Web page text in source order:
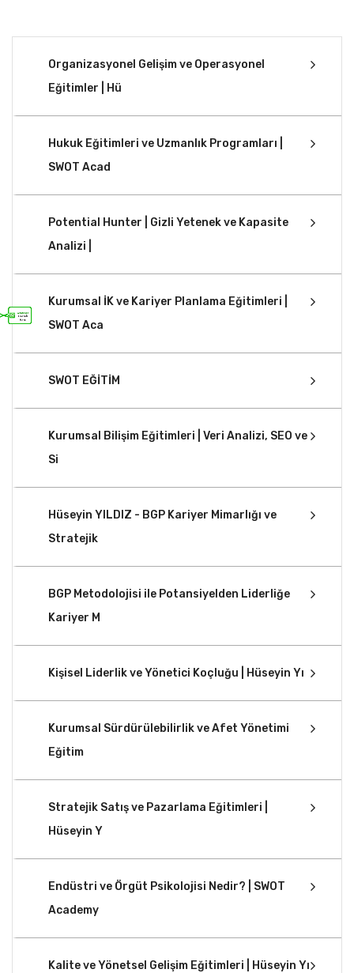
Organizasyonel Gelişim ve Operasyonel
Eğitimler | Hü
Hukuk Eğitimleri ve Uzmanlık Programları |
SWOT Acad
Potential Hunter | Gizli Yetenek ve Kapasite
Analizi |
Kurumsal İK ve Kariyer Planlama Eğitimleri |
SWOT Aca
SWOT EĞİTİM
Kurumsal Bilişim Eğitimleri | Veri Analizi, SEO ve
Si
Hüseyin YILDIZ - BGP Kariyer Mimarlığı ve
Stratejik
BGP Metodolojisi ile Potansiyelden Liderliğe
Kariyer M
Kişisel Liderlik ve Yönetici Koçluğu | Hüseyin Yı
Kurumsal Sürdürülebilirlik ve Afet Yönetimi
Eğitim
Stratejik Satış ve Pazarlama Eğitimleri |
Hüseyin Y
Endüstri ve Örgüt Psikolojisi Nedir? | SWOT
Academy
Kalite ve Yönetsel Gelişim Eğitimleri | Hüseyin Yı